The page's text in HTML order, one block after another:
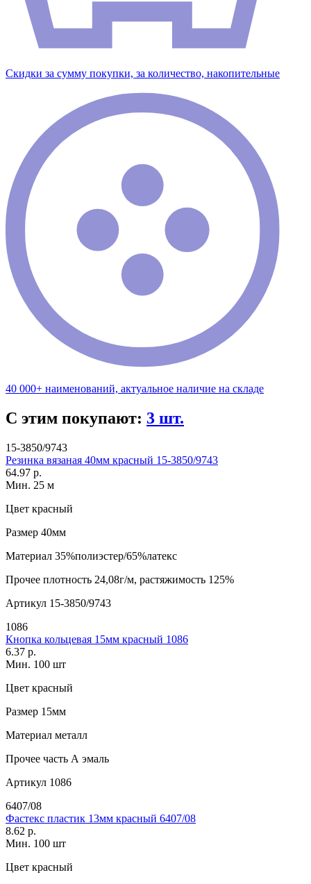
Скидки за сумму покупки, за количество, накопительные
40 000+ наименований, актуальное наличие на складе
С этим покупают: 3 шт.
15-3850/9743
Резинка вязаная 40мм красный 15-3850/9743
64.97 р.
Мин. 25 м
Цвет красный
Размер 40мм
Материал 35%полиэстер/65%латекс
Прочее плотность 24,08г/м, растяжимость 125%
Артикул 15-3850/9743
1086
Кнопка кольцевая 15мм красный 1086
6.37 р.
Мин. 100 шт
Цвет красный
Размер 15мм
Материал металл
Прочее часть А эмаль
Артикул 1086
6407/08
Фастекс пластик 13мм красный 6407/08
8.62 р.
Мин. 100 шт
Цвет красный